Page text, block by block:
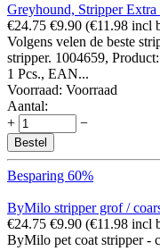
Greyhound, Stripper
€24.75 €9.90 (€11.98 incl
Volgens velen de beste
stripper. 1004659,
1 Pcs., EAN...
Voorraad: Voorraad
Aantal:
+
−
Bestel
Besparing 60%
ByMilo stripper grof /
€24.75 €9.90 (€11.98 incl
ByMilo pet coat stripper -